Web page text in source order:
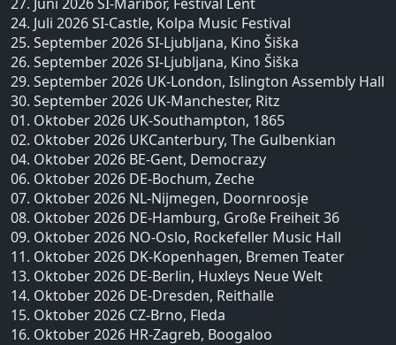
24. Juli 2026 SI-Castle, Kolpa Music Festival
25. September 2026 SI-Ljubljana, Kino Šiška
26. September 2026 SI-Ljubljana, Kino Šiška
29. September 2026 UK-London, Islington Assembly Hall
30. September 2026 UK-Manchester, Ritz
01. Oktober 2026 UK-Southampton, 1865
02. Oktober 2026 UKCanterbury, The Gulbenkian
04. Oktober 2026 BE-Gent, Democrazy
06. Oktober 2026 DE-Bochum, Zeche
07. Oktober 2026 NL-Nijmegen, Doornroosje
08. Oktober 2026 DE-Hamburg, Große Freiheit 36
09. Oktober 2026 NO-Oslo, Rockefeller Music Hall
11. Oktober 2026 DK-Kopenhagen, Bremen Teater
13. Oktober 2026 DE-Berlin, Huxleys Neue Welt
14. Oktober 2026 DE-Dresden, Reithalle
15. Oktober 2026 CZ-Brno, Fleda
16. Oktober 2026 HR-Zagreb, Boogaloo